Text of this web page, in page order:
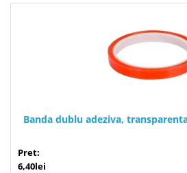
Banda dublu adeziva,
Pret:
6,40lei